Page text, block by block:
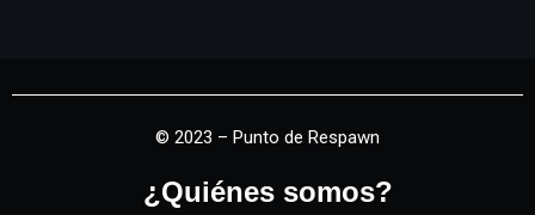
© 2023 – Punto de Respawn
¿Quiénes somos?